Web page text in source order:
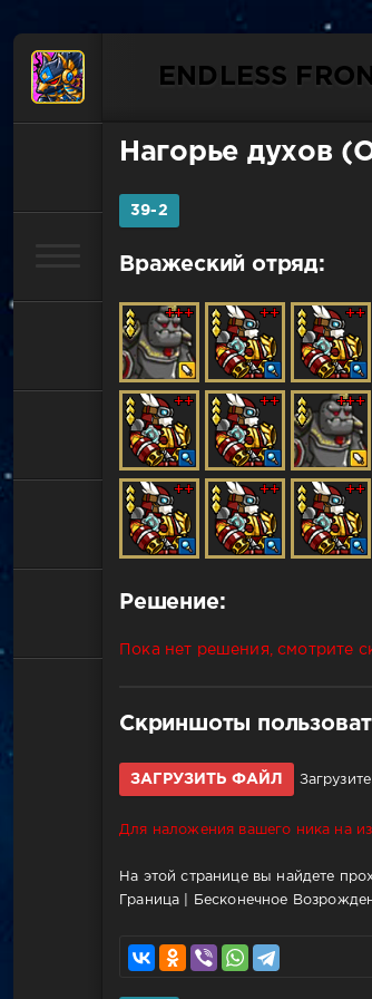
ENDLESS
Нагорье духов
39-2
Вражеский отряд:
Решение:
Пока нет решения, смотрите
Скриншоты
ЗАГРУЗИТЬ ФАЙЛ
Для наложения вашего ника на
На этой странице вы найдете
Граница | Бесконечное